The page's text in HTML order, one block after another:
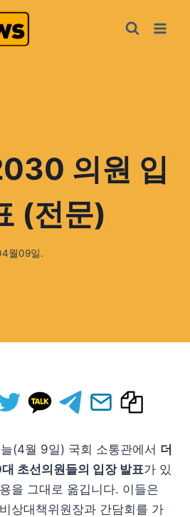
의원 입
(전문)
월09일.
(4월 9일) 국회 소통관에서 더
초선의원들의 입장 발표가 있
을 그대로 옮깁니다. 이들은
상대책위원장과 간담회를 가